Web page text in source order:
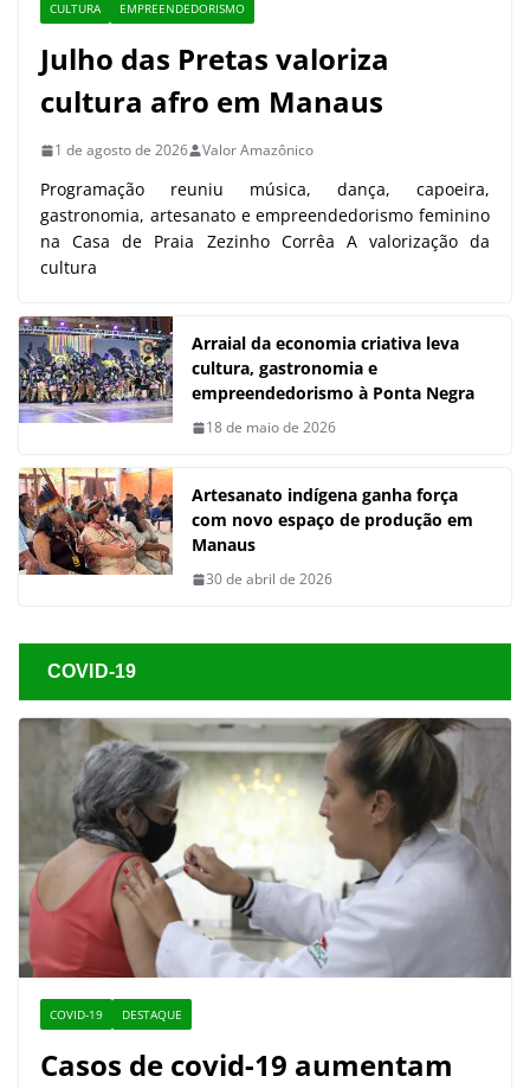
CULTURA EMPREENDEDORISMO
Julho das Pretas valoriza
cultura afro em Manaus
1 de agosto de 2026 Valor Amazônico
Programação reuniu música, dança, capoeira,
gastronomia, artesanato e empreendedorismo feminino
na Casa de Praia Zezinho Corrêa A valorização da
cultura
Arraial da economia criativa leva
cultura, gastronomia e
empreendedorismo à Ponta Negra
18 de maio de 2026
Artesanato indígena ganha força
com novo espaço de produção em
Manaus
30 de abril de 2026
COVID-19
COVID-19 DESTAQUE
Casos de covid-19 aumentam